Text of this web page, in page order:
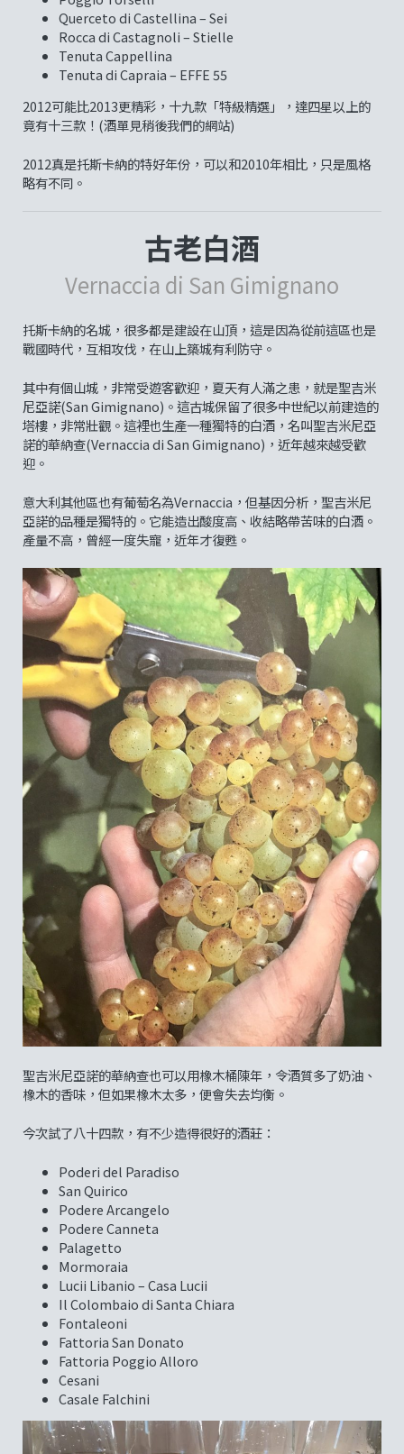
Querceto di Castellina – Sei
Rocca di Castagnoli – Stielle
Tenuta Cappellina
Tenuta di Capraia – EFFE 55
2012可能比2013更精彩，十九款「特級精選」，達四星以上的
竟有十三款！(酒單見稍後我們的網站)
2012真是托斯卡納的特好年份，可以和2010年相比，只是風格
略有不同。
古老白酒
Vernaccia di San Gimignano
托斯卡納的名城，很多都是建設在山頂，這是因為從前這區也是
戰國時代，互相攻伐，在山上築城有利防守。
其中有個山城，非常受遊客歡迎，夏天有人滿之患，就是聖吉米
尼亞諾(San Gimignano)。這古城保留了很多中世紀以前建造的
塔樓，非常壯觀。這裡也生產一種獨特的白酒，名叫聖吉米尼亞
諾的華納查(Vernaccia di San Gimignano)，近年越來越受歡
迎。
意大利其他區也有葡萄名為Vernaccia，但基因分析，聖吉米尼
亞諾的品種是獨特的。它能造出酸度高、收結略帶苦味的白酒。
產量不高，曾經一度失寵，近年才復甦。
聖吉米尼亞諾的華納查也可以用橡木桶陳年，令酒質多了奶油、
橡木的香味，但如果橡木太多，便會失去均衡。
今次試了八十四款，有不少造得很好的酒莊：
Poderi del Paradiso
San Quirico
Podere Arcangelo
Podere Canneta
Palagetto
Mormoraia
Lucii Libanio – Casa Lucii
Il Colombaio di Santa Chiara
Fontaleoni
Fattoria San Donato
Fattoria Poggio Alloro
Cesani
Casale Falchini